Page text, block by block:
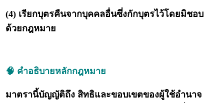
(4) เรียกบุตรคืนจากบุคคลอื่นซึ่งกักบุตรไว้โดยมิชอบ
ด้วยกฎหมาย
🧠 คำอธิบายหลักกฎหมาย
มาตรานี้บัญญัติถึง สิทธิและขอบเขตของผู้ใช้อำนาจ